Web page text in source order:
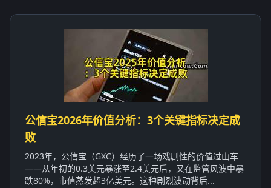
公信宝2026年价值分析：3个关键指标决定成
败
2023年，公信宝（GXC）经历了一场戏剧性的价值过山车
——从年初的0.3美元暴涨至2.4美元后，又在监管风波中暴
跌80%，市值蒸发超3亿美元。这种剧烈波动背后...